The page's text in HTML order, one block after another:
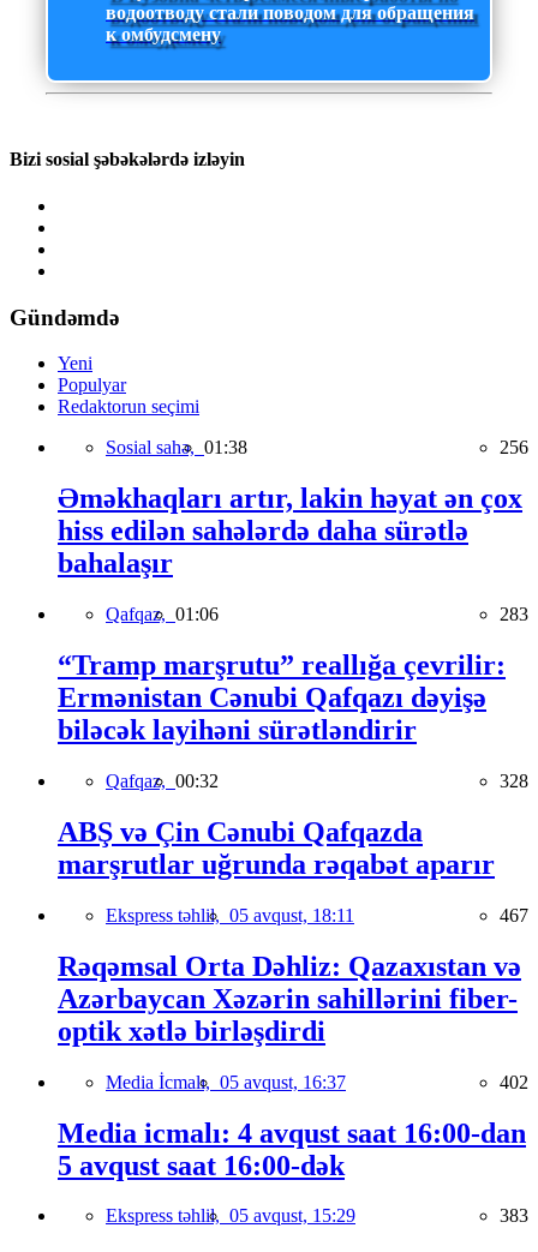
водоотводу стали поводом для обращения
к омбудсмену
Bizi sosial şəbəkələrdə izləyin
Gündəmdə
Yeni
Populyar
Redaktorun seçimi
Sosial sahə, 01:38 256
Əməkhaqları artır, lakin həyat ən çox
hiss edilən sahələrdə daha sürətlə
bahalaşır
Qafqaz, 01:06 283
“Tramp marşrutu” reallığa çevrilir:
Ermənistan Cənubi Qafqazı dəyişə
biləcək layihəni sürətləndirir
Qafqaz, 00:32 328
ABŞ və Çin Cənubi Qafqazda
marşrutlar uğrunda rəqabət aparır
Ekspress təhlil, 05 avqust, 18:11 467
Rəqəmsal Orta Dəhliz: Qazaxıstan və
Azərbaycan Xəzərin sahillərini fiber-
optik xətlə birləşdirdi
Media İcmalı, 05 avqust, 16:37 402
Media icmalı: 4 avqust saat 16:00-dan
5 avqust saat 16:00-dək
Ekspress təhlil, 05 avqust, 15:29 383